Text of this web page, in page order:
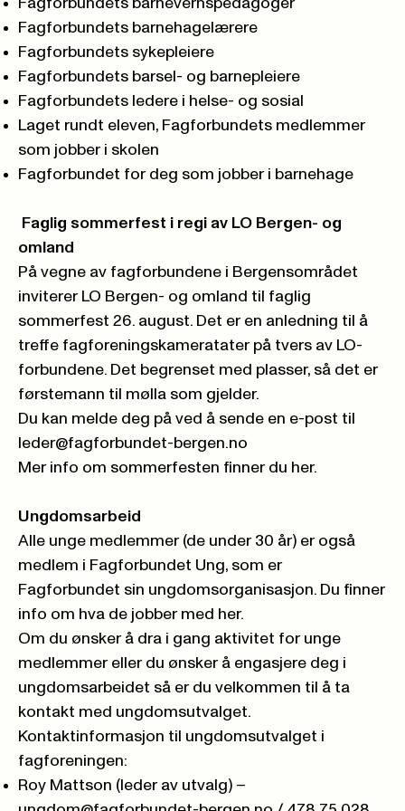
Fagforbundets barnevernspedagoger
Fagforbundets barnehagelærere
Fagforbundets sykepleiere
Fagforbundets barsel- og barnepleiere
Fagforbundets ledere i helse- og sosial
Laget rundt eleven, Fagforbundets medlemmer
som jobber i skolen
Fagforbundet for deg som jobber i barnehage
Faglig sommerfest i regi av LO Bergen- og
omland
På vegne av fagforbundene i Bergensområdet
inviterer LO Bergen- og omland til faglig
sommerfest 26. august. Det er en anledning til å
treffe fagforeningskameratater på tvers av LO-
forbundene. Det begrenset med plasser, så det er
førstemann til mølla som gjelder.
Du kan melde deg på ved å sende en e-post til
leder@fagforbundet-bergen.no
Mer info om sommerfesten finner du her.
Ungdomsarbeid
Alle unge medlemmer (de under 30 år) er også
medlem i Fagforbundet Ung, som er
Fagforbundet sin ungdomsorganisasjon. Du finner
info om hva de jobber med her.
Om du ønsker å dra i gang aktivitet for unge
medlemmer eller du ønsker å engasjere deg i
ungdomsarbeidet så er du velkommen til å ta
kontakt med ungdomsutvalget.
Kontaktinformasjon til ungdomsutvalget i
fagforeningen:
Roy Mattson (leder av utvalg) –